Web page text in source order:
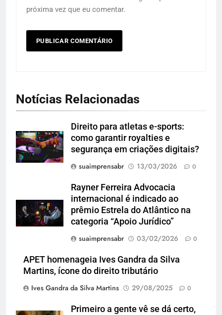
próxima vez que eu comentar.
Notícias Relacionadas
Direito para atletas e-sports:
como garantir royalties e
segurança em criações digitais?
suaimprensabr
13/03/2026 0
Rayner Ferreira Advocacia
internacional é indicado ao
prêmio Estrela do Atlântico na
categoria “Apoio Jurídico”
suaimprensabr
03/02/2026 0
APET homenageia Ives Gandra da Silva
Martins, ícone do direito tributário
Ives Gandra da Silva Martins
29/08/2025 0
Primeiro a gente vê se dá certo,